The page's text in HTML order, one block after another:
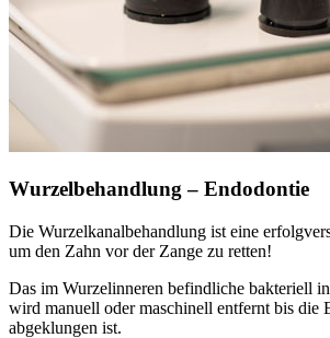
Wurzelbehandlung – Endodontie
Die Wurzelkanalbehandlung ist eine
um den Zahn vor der Zange zu retten!
Das im Wurzelinneren befindliche bakteriell
wird manuell oder maschinell entfernt bis die
abgeklungen ist.